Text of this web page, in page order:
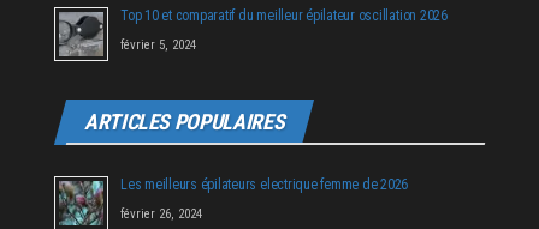
Top 10 et comparatif du meilleur épilateur oscillation 2026
février 5, 2024
ARTICLES POPULAIRES
Les meilleurs épilateurs electrique femme de 2026
février 26, 2024